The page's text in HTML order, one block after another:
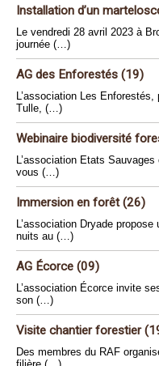
Installation d’un
Le vendredi 28 avril 2023 à
journée (…)
AG des Enforestés (19)
L’association Les
Tulle, (…)
Webinaire biodiversité
L’association Etats
vous (…)
Immersion en forêt (26)
L’association Dryade
nuits au (…)
AG Écorce (09)
L’association Écorce invite
son (…)
Visite chantier forestier
Des membres du RAF